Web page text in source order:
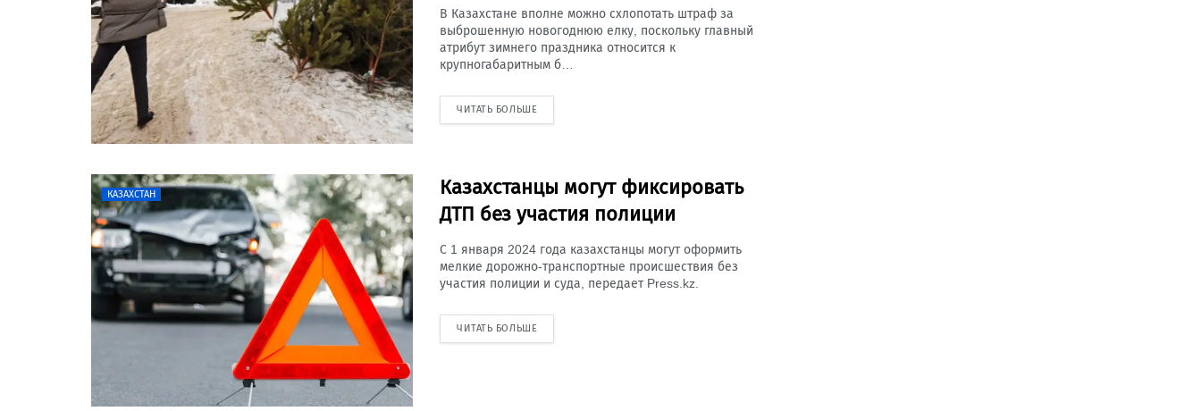
В Казахстане вполне можно схлопотать штраф за
выброшенную новогоднюю елку, поскольку главный
атрибут зимнего праздника относится к
крупногабаритным б…
ЧИТАТЬ БОЛЬШЕ
КАЗАХСТАН
Казахстанцы могут фиксировать
ДТП без участия полиции
С 1 января 2024 года казахстанцы могут оформить
мелкие дорожно-транспортные происшествия без
участия полиции и суда, передает Press.kz.
ЧИТАТЬ БОЛЬШЕ